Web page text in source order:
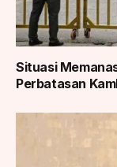
Situasi
Perbatasan